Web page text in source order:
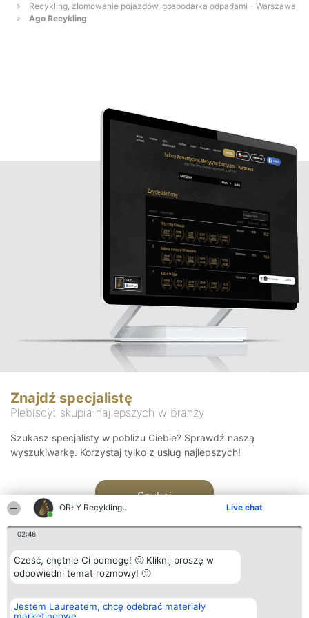
ORŁY Recyklingu Live chat
02:46
Cześć, chętnie Ci pomogę! 🙂 Kliknij proszę w
odpowiedni temat rozmowy! 🙂
Jestem Laureatem, chcę odebrać materiały
Recykling, złomowanie pojazdów, gospodarka odpadami - Warszawa
Ago Recykling
Znajdź specjalistę
Plebiscyt skupia najlepszych w branży
Szukasz specjalisty w pobliżu Ciebie? Sprawdź naszą
wyszukiwarkę. Korzystaj tylko z usług najlepszych!
Szukaj
Organizator plebiscytu
Bright Side Solutions sp. z o.
Plebiscyt
Laureaci
Kontakt
Kontakt